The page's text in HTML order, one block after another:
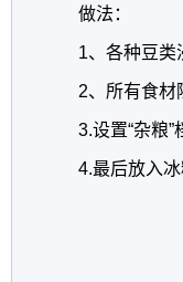
做法：
1、各种豆类
2、所有食材
3.设置“杂粮
4.最后放入